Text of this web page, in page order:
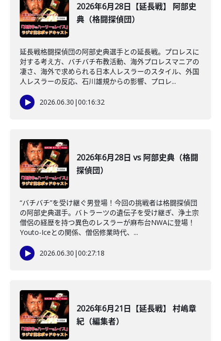
2026年6月28日【延長戦】 阿部史
典（格闘探偵団）
延長戦格闘探偵団の阿部史典選手との延長戦。プロレスに
対する考え方、バチバチ布教活動、海外プロレスマニアの
凄さ、海外で求められる日本人レスラーのスタイル、外国
人レスラーの反応、石川雄規からの影響、プロレ...
2026.06.30 |00:16:32
2026年6月28日 vs 阿部史典（格闘
探偵団）
“バチバチ”を受け継ぐ男登場！今回の挑戦者は格闘探偵団
の阿部史典選手。バトラーツの遺伝子を受け継ぎ、浄土宗
僧侶の経歴を持つ異色のレスラーが麻布台NWAに登場！
Youto-Iceとの関係、僧侶修業時代、...
2026.06.30 |00:27:18
2026年6月21日【延長戦】 村嶋章
紀（編集者）